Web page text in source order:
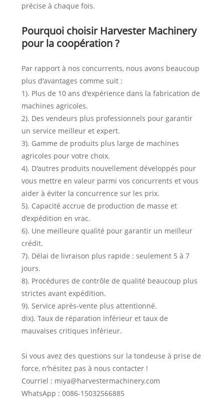
précise à chaque fois.
Pourquoi choisir Harvester Machinery
pour la coopération ?
Par rapport à nos concurrents, nous avons beaucoup
plus d'avantages comme suit :
1). Plus de 10 ans d'expérience dans la fabrication de
machines agricoles.
2). Des vendeurs plus professionnels pour garantir
un service meilleur et expert.
3). Gamme de produits plus large de machines
agricoles pour votre choix.
4). D'autres produits nouvellement développés pour
vous mettre en valeur parmi vos concurrents et vous
aider à éviter la concurrence sur les prix.
5). Capacité accrue de production de masse et
d’expédition en vrac.
6). Une meilleure qualité pour garantir un meilleur
crédit.
7). Délai de livraison plus rapide : seulement 5 à 7
jours.
8). Procédures de contrôle de qualité beaucoup plus
strictes avant expédition.
9). Service après-vente plus attentionné.
dix). Taux de réparation inférieur et taux de
mauvaises critiques inférieur.
Si vous avez des questions sur la tondeuse à prise de
force, n'hésitez pas à nous contacter !
Courriel : miya@harvestermachinery.com
WhatsApp : 0086-15032566885